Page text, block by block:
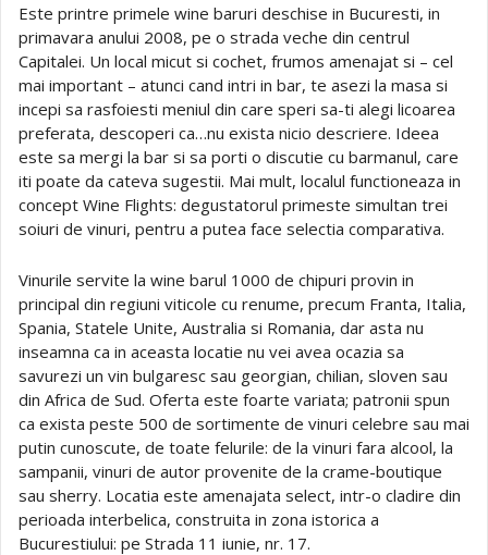
Este printre primele wine baruri deschise in Bucuresti, in
primavara anului 2008, pe o strada veche din centrul
Capitalei. Un local micut si cochet, frumos amenajat si – cel
mai important – atunci cand intri in bar, te asezi la masa si
incepi sa rasfoiesti meniul din care speri sa-ti alegi licoarea
preferata, descoperi ca…nu exista nicio descriere. Ideea
este sa mergi la bar si sa porti o discutie cu barmanul, care
iti poate da cateva sugestii. Mai mult, localul functioneaza in
concept Wine Flights: degustatorul primeste simultan trei
soiuri de vinuri, pentru a putea face selectia comparativa.
Vinurile servite la wine barul 1000 de chipuri provin in
principal din regiuni viticole cu renume, precum Franta, Italia,
Spania, Statele Unite, Australia si Romania, dar asta nu
inseamna ca in aceasta locatie nu vei avea ocazia sa
savurezi un vin bulgaresc sau georgian, chilian, sloven sau
din Africa de Sud. Oferta este foarte variata; patronii spun
ca exista peste 500 de sortimente de vinuri celebre sau mai
putin cunoscute, de toate felurile: de la vinuri fara alcool, la
sampanii, vinuri de autor provenite de la crame-boutique
sau sherry. Locatia este amenajata select, intr-o cladire din
perioada interbelica, construita in zona istorica a
Bucurestiului: pe Strada 11 iunie, nr. 17.